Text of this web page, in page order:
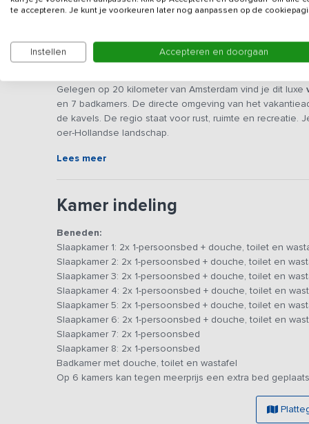
Beschrijving
Gelegen op 20 kilometer van Amsterdam vind je dit luxe
en 7 badkamers. De directe omgeving van het
de kavels. De regio staat voor rust, ruimte en
oer-Hollandse landschap.
In de ruime huiskamer met loungehoek en tv kan
badkamer met toilet, valwaterdouche, televisie,
andere 2 slaapkamers delen een badkamer die
meerprijs een extra bed geplaatst worden.
De gehele accommodatie is voorzien van gratis Wifi.
prachtig uitzicht over het landschap.
De groepsaccommodatie is geheel te boeken op basis
hapjes en/of drankjes te laten verzorgen. Dit kan
restaurant. Ook kun je barbecues, buffetten en
groepsactiviteiten aangeboden. Er is de mogelijkheid
vergaderingen, en andere activiteiten. Op aanvraag
Lees meer
Kamer indeling
Beneden:
Slaapkamer 1: 2x 1-persoonsbed + douche, toilet en
Slaapkamer 2: 2x 1-persoonsbed + douche, toilet en
Slaapkamer 3: 2x 1-persoonsbed + douche, toilet en
Slaapkamer 4: 2x 1-persoonsbed + douche, toilet en
Slaapkamer 5: 2x 1-persoonsbed + douche, toilet en
Slaapkamer 6: 2x 1-persoonsbed + douche, toilet en
Slaapkamer 7: 2x 1-persoonsbed
Slaapkamer 8: 2x 1-persoonsbed
Badkamer met douche, toilet en wastafel
Op 6 kamers kan tegen meerprijs een extra bed
te accepteren. Je kunt je voorkeuren later nog aanpassen op de
Instellen Accepteren en doorgaan